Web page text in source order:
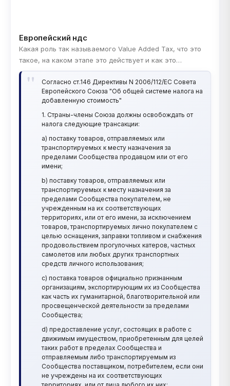
Европейский ндс
Какая роль так называемого Value Added Tax, что это
такое, на каком этапе это действует и как это
возможно обойти или минимизировать европейскому
производителю экспортеру? Возможно ли такое, что
Value Added Tax, производитель поставщик должен
закладывать заранее в стоимость оборудования, или
этот Value Added Tax должен оплачивать сам
покупатель заказчик оборудования из России?. Олег
Cогласно ст.146 Директивы N 2006/112/ЕС Совета
Европейского Союза "Об общей системе налога на
добавленную стоимость"
1. Страны-члены Союза должны освобождать от
налога следующие трансакции:
a) поставку товаров, отправляемых или
транспортируемых к месту назначения за
пределами Сообщества продавцом или от его
имени;
b) поставку товаров, отправляемых или
транспортируемых к месту назначения за
пределами Сообщества покупателем, не
учрежденным на их соответствующих
территориях, или от его имени, за исключением
товаров, транспортируемых лично покупателем с
целью оснащения, заправки топливом и снабжения
продовольствием прогулочных катеров, частных
самолетов или любых других транспортных
средств личного использования;
c) поставка товаров официально признанным
организациям, экспортирующим их из Сообщества
как часть их гуманитарной, благотворительной или
просвещенческой деятельности за пределами
Сообщества;
d) предоставление услуг, состоящих в работе с
движимым имуществом, приобретенным для целей
таких работ в пределах Сообщества и
отправляемым либо транспортируемым из
Сообщества поставщиком, потребителем, если они
не учреждены на их соответствующих